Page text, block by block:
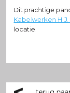
Dit prachtige
Kabelwerken
locatie.